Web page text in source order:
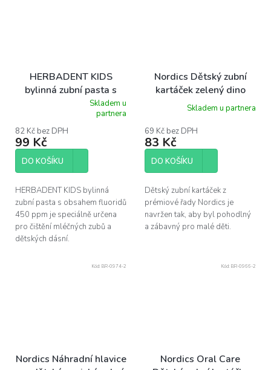
HERBADENT KIDS
bylinná zubní pasta s
fluoridem 75g
produktu
je
5,0
5
Skladem u
partnera
82 Kč bez DPH
99 Kč
DO KOŠÍKU
HERBADENT KIDS bylinná
zubní pasta s obsahem fluoridů
450 ppm je speciálně určena
pro čištění mléčných zubů a
dětských dásní.
Nordics Dětský zubní
kartáček zelený dino
6900 štětin
Skladem u partnera
69 Kč bez DPH
83 Kč
DO KOŠÍKU
Dětský zubní kartáček z
prémiové řady Nordics je
navržen tak, aby byl pohodlný
a zábavný pro malé děti.
Nordics Náhradní hlavice
Kód: BR-0974-2
Nordics Oral Care
Kód: BR-0966-2